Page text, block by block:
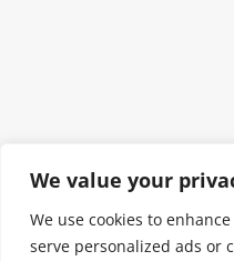
We value your
We use cookies to
serve personalized ads or